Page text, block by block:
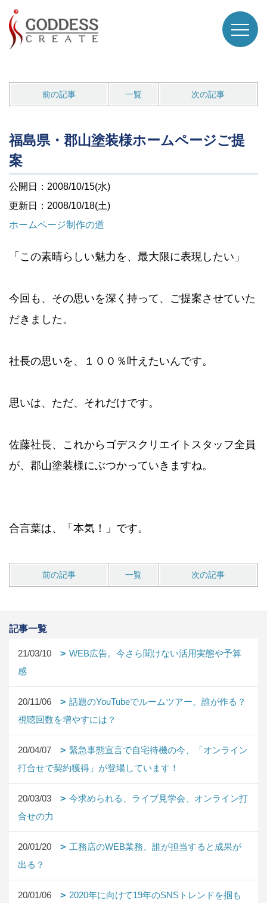
前の記事 一覧 次の記事
福島県・郡山塗装様ホームページご提
案
公開日：2008/10/15(水)
更新日：2008/10/18(土)
ホームページ制作の道
「この素晴らしい魅力を、最大限に表現したい」
今回も、その思いを深く持って、ご提案させていた
だきました。
社長の思いを、１００％叶えたいんです。
思いは、ただ、それだけです。
佐藤社長、これからゴデスクリエイトスタッフ全員
が、郡山塗装様にぶつかっていきますね。
合言葉は、「本気！」です。
前の記事 一覧 次の記事
記事一覧
21/03/10
WEB広告。今さら聞けない活用実態や予算
感
20/11/06
話題のYouTubeでルームツアー。誰が作る？
視聴回数を増やすには？
20/04/07
緊急事態宣言で自宅待機の今、「オンライン
打合せで契約獲得」が登場しています！
20/03/03
今求められる、ライブ見学会、オンライン打
合せの力
20/01/20
工務店のWEB業務、誰が担当すると成果が
出る？
20/01/06
2020年に向けて19年のSNSトレンドを掴も